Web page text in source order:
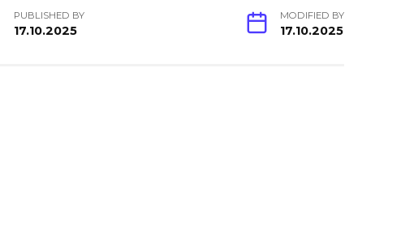
PUBLISHED BY
17.10.2025
MODIFIED BY
17.10.2025